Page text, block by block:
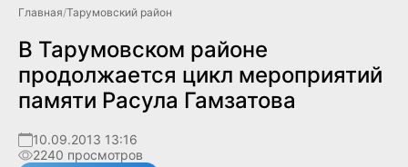
Главная/Тарумовский район
В Тарумовском районе
продолжается цикл мероприятий
памяти Расула Гамзатова
10.09.2013 13:16
2240 просмотров